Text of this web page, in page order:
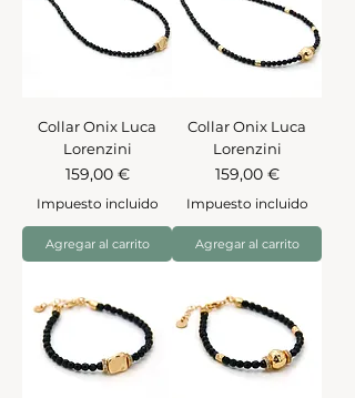
Collar Onix Luca
Lorenzini
Precio
159,00 €
Impuesto incluido
Agregar al carrito
Collar Onix Luca
Lorenzini
Precio
159,00 €
Impuesto incluido
Agregar al carrito